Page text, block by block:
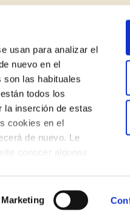
usan para analizar el
nuevo en el
son las habituales
todos los
la inserción de estas
cookies en el
de nuevo. Le
conocer algunos
Marketing
Política de privadesa
Avís legal
Made with♥by